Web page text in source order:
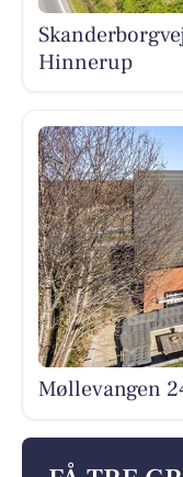
Hinnerup
Møllevangen